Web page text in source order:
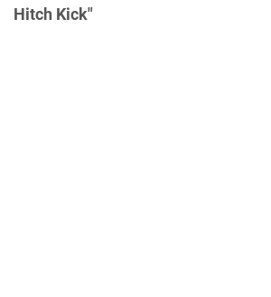
Hitch Kick"